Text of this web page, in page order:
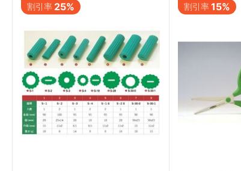
割引率 25% 割引率15%